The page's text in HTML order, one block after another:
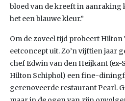
bloed van de kreeft in
het een blauwe kleur.”
Om de zoveel tijd probeert Hilton
eetconcept uit. Zo’n vijftien jaar
chef Edwin van den Heijkant (ex-
Hilton Schiphol) een fine-
gerenoveerde restaurant Pearl.